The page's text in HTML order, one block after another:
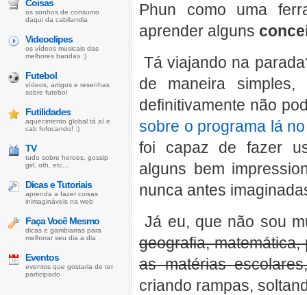
Phun como uma
aprender alguns
Tá viajando na
de maneira
definitivamente não
sobre o programa lá
foi capaz de fazer
alguns bem
nunca antes
Já eu, que não sou
geografia,
as matérias
criando rampas,
Coisas
os sonhos de consumo
daqui da cabilandia
Videoclipes
os vídeos musicais das
melhores bandas :)
Futebol
vídeos, artigos e resenhas
sobre futebol
Futilidades
aquecimento global tá aí e
cab fofocando! :)
TV
tudo sobre heroes, gossip
girl, oth, etc...
Dicas e Tutoriais
aprenda a fazer coisas
inimagináveis na web
Faça Você Mesmo
dicas e gambiarras para
melhorar seu dia a dia
Eventos
eventos que gostaria de ter
participado